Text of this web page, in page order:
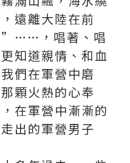
遠離大陸在前
”……，唱著、唱
知道親情、和血
們在軍營中磨
顆火熱的心奉
在軍營中漸漸的
出的軍營男子